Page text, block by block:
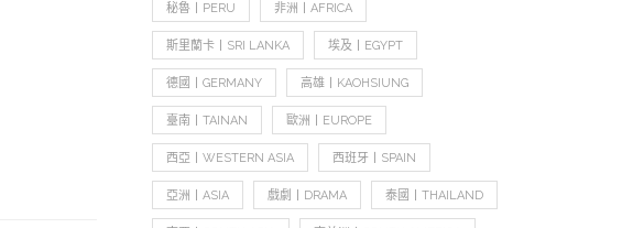
秘魯丨PERU 非洲丨AFRICA
斯里蘭卡丨SRI LANKA 埃及丨EGYPT
德國丨GERMANY 高雄丨KAOHSIUNG
臺南丨TAINAN 歐洲丨EUROPE
西亞丨WESTERN ASIA 西班牙丨SPAIN
亞洲丨ASIA 戲劇丨DRAMA 泰國丨THAILAND